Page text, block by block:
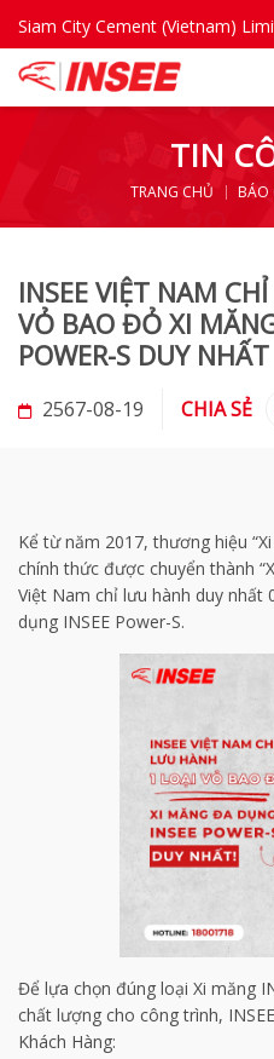
Siam City Cement (Vietnam)
TIN
TRANG CHỦ BÁO
INSEE VIỆT NAM
VỎ BAO ĐỎ XI
POWER-S DUY NHẤT
2567-08-19 CHIA SẺ
Kể từ năm 2017, thương hiệu
chính thức được chuyển thành
Việt Nam chỉ lưu hành duy nhất
dụng INSEE Power-S. ​
Để lựa chọn đúng loại Xi măng
chất lượng cho công trình,
Khách Hàng: ​